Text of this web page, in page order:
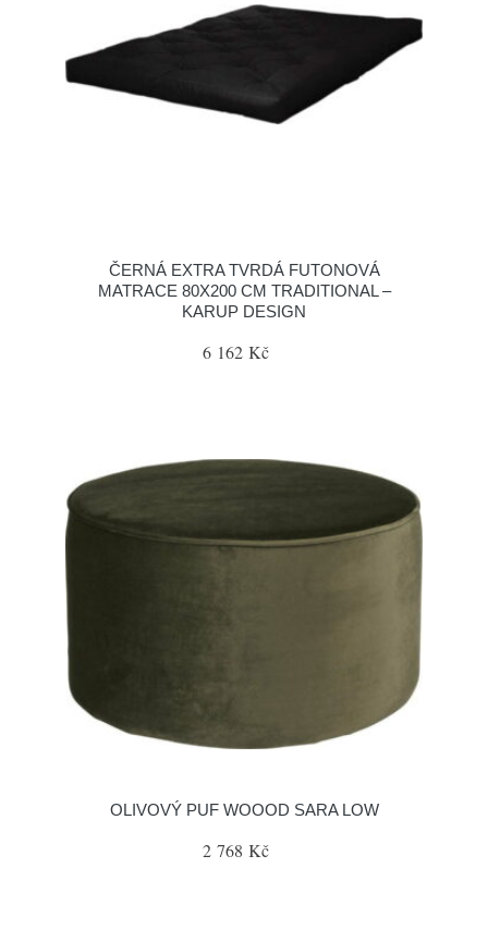
ČERNÁ EXTRA TVRDÁ FUTONOVÁ
MATRACE 80X200 CM TRADITIONAL –
KARUP DESIGN
6 162 Kč
OLIVOVÝ PUF WOOOD SARA LOW
2 768 Kč